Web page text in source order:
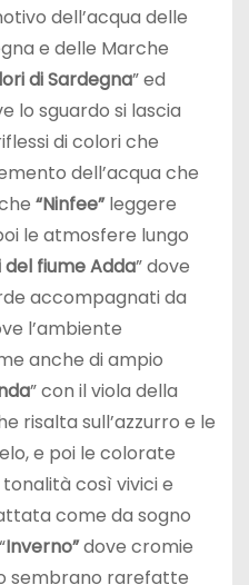
dell’acqua delle
e delle Marche
di Sardegna” ed
lo sguardo si lascia
di colori che
dell’acqua che
“Ninfee”leggere
le atmosfere lungo
del fiume Adda” dove
accompagnati da
l’ambiente
anche di ampio
” con il viola della
risalta sull’azzurro e le
e poi le colorate
tonalità così vivici e
come da sogno
Inverno”dove cromie
sembrano rarefatte